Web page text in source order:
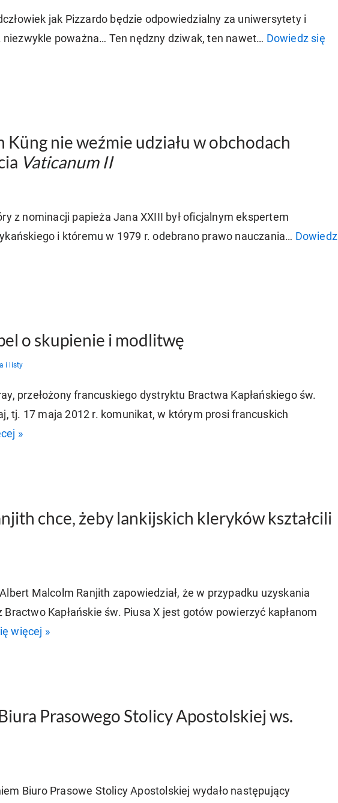
jak Pizzardo będzie odpowiedzialny za uniwersytety i
poważna… Ten nędzny dziwak, ten nawet… Dowiedz się
Küng nie weźmie udziału w obchodach
Vaticanum II
z nominacji papieża Jana XXIII był oficjalnym ekspertem
i któremu w 1979 r. odebrano prawo nauczania… Dowiedz
o skupienie i modlitwę
i listy
przełożony francuskiego dystryktu Bractwa Kapłańskiego św.
tj. 17 maja 2012 r. komunikat, w którym prosi francuskich
»
chce, żeby lankijskich kleryków kształcili
Malcolm Ranjith zapowiedział, że w przypadku uzyskania
Kapłańskie św. Piusa X jest gotów powierzyć kapłanom
więcej »
Prasowego Stolicy Apostolskiej ws.
Biuro Prasowe Stolicy Apostolskiej wydało następujący